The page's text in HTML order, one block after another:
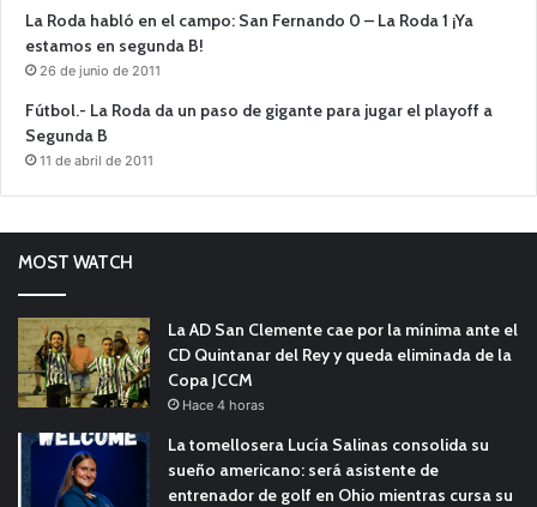
La Roda habló en el campo: San Fernando 0 – La Roda 1 ¡Ya
estamos en segunda B!
26 de junio de 2011
Fútbol.- La Roda da un paso de gigante para jugar el playoff a
Segunda B
11 de abril de 2011
MOST WATCH
La AD San Clemente cae por la mínima ante el
CD Quintanar del Rey y queda eliminada de la
Copa JCCM
Hace 4 horas
La tomellosera Lucía Salinas consolida su
sueño americano: será asistente de
entrenador de golf en Ohio mientras cursa su